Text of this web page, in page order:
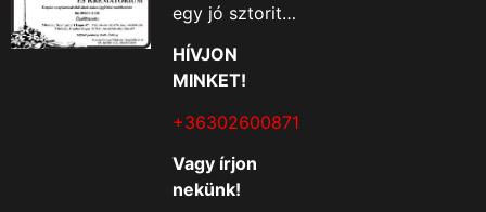
egy jó sztorit…
HÍVJON
MINKET!
+36302600871
Vagy írjon
nekünk!